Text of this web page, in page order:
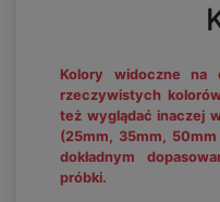
Kolory widoczne na
rzeczywistych
też wyglądać inaczej
(25mm, 35mm,
dokładnym
próbki.